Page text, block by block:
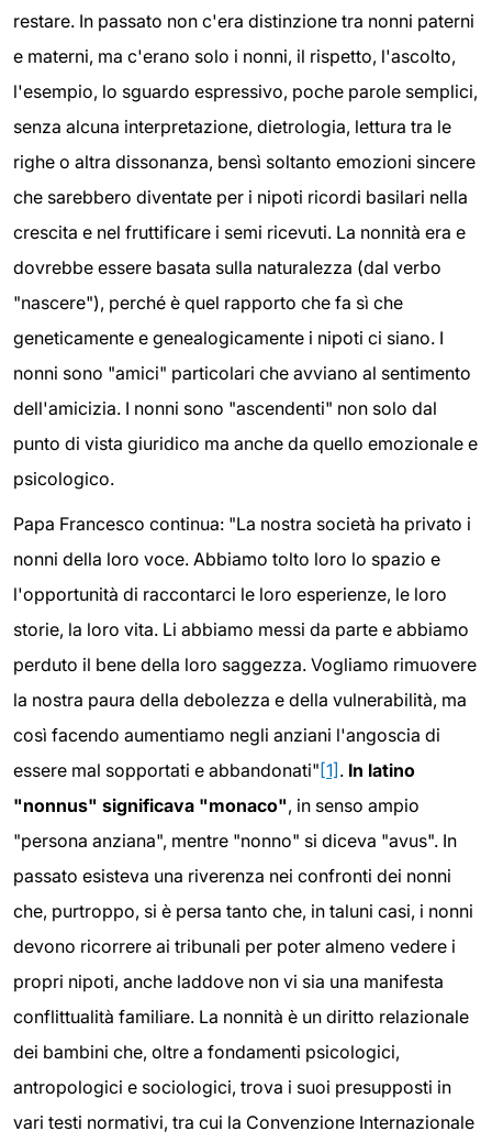
restare. In passato non c'era distinzione tra nonni paterni
e materni, ma c'erano solo i nonni, il rispetto, l'ascolto,
l'esempio, lo sguardo espressivo, poche parole semplici,
senza alcuna interpretazione, dietrologia, lettura tra le
righe o altra dissonanza, bensì soltanto emozioni sincere
che sarebbero diventate per i nipoti ricordi basilari nella
crescita e nel fruttificare i semi ricevuti. La nonnità era e
dovrebbe essere basata sulla naturalezza (dal verbo
"nascere"), perché è quel rapporto che fa sì che
geneticamente e genealogicamente i nipoti ci siano. I
nonni sono "amici" particolari che avviano al sentimento
dell'amicizia. I nonni sono "ascendenti" non solo dal
punto di vista giuridico ma anche da quello emozionale e
psicologico.
Papa Francesco continua: "La nostra società ha privato i
nonni della loro voce. Abbiamo tolto loro lo spazio e
l'opportunità di raccontarci le loro esperienze, le loro
storie, la loro vita. Li abbiamo messi da parte e abbiamo
perduto il bene della loro saggezza. Vogliamo rimuovere
la nostra paura della debolezza e della vulnerabilità, ma
così facendo aumentiamo negli anziani l'angoscia di
essere mal sopportati e abbandonati" [1] . In latino
"nonnus" significava "monaco", in senso ampio
"persona anziana", mentre "nonno" si diceva "avus". In
passato esisteva una riverenza nei confronti dei nonni
che, purtroppo, si è persa tanto che, in taluni casi, i nonni
devono ricorrere ai tribunali per poter almeno vedere i
propri nipoti, anche laddove non vi sia una manifesta
conflittualità familiare. La nonnità è un diritto relazionale
dei bambini che, oltre a fondamenti psicologici,
antropologici e sociologici, trova i suoi presupposti in
vari testi normativi, tra cui la Convenzione Internazionale